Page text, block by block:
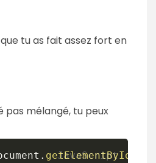
tu as fait assez fort en
pas mélangé, tu peux
. getElementById